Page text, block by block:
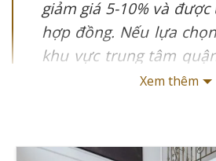
giảm giá 5-10% và
hợp đồng. Nếu lựa
khu vực trung tâm
cao nhất dao động từ
mức giá phải chăng
Xem thêm